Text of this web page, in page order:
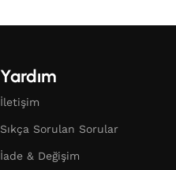
Yardım
İletişim
Sıkça Sorulan Sorular
İade & Değişim